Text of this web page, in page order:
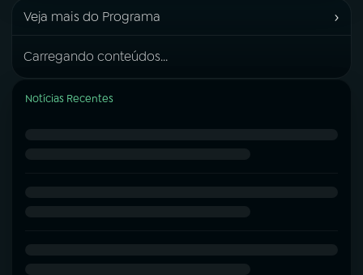
Veja mais do Programa ›
Carregando conteúdos...
Notícias Recentes